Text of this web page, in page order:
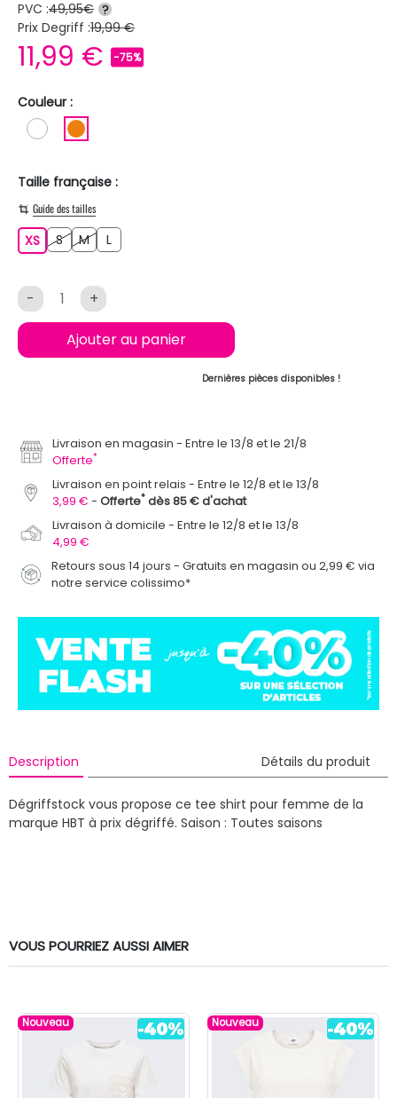
PVC :49,95€ ?
Prix Degriff :19,99 €
11,99 € -75%
Couleur :
BLANC
Taille française :
Guide des tailles
XSXSSS MM L
- +
Ajouter au panier
Dernières pièces disponibles !
Livraison en magasin
Entre le 13/8 et le 21/8
Offerte*
Livraison en point relais
Entre le 12/8 et le 13/8
3,99 €
Offerte* dès 85 € d'achat
Livraison à domicile
Entre le 12/8 et le 13/8
4,99 €
Retours sous 14 jours - Gratuits en magasin ou 2,99 € via
notre service colissimo*
Description Détails du produit
Dégriffstock vous propose ce tee shirt pour femme de la
marque HBT à prix dégriffé. Saison : Toutes saisons
VOUS POURRIEZ AUSSI AIMER
Nouveau Nouveau